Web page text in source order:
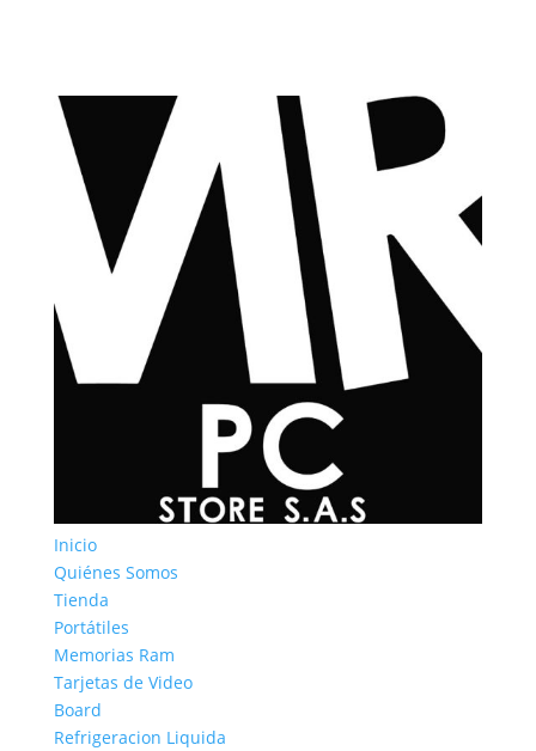
Inicio
Quiénes Somos
Tienda
Portátiles
Memorias Ram
Tarjetas de Video
Board
Refrigeracion Liquida